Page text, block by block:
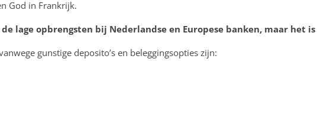
God in Frankrijk.
lage opbrengsten bij Nederlandse en Europese banken, maar het
gunstige deposito’s en beleggingsopties zijn: